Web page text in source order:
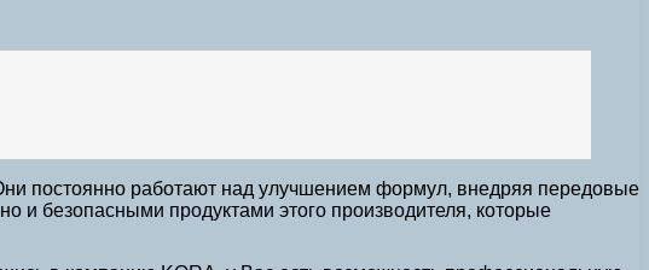
постоянно работают над улучшением формул, внедряя передовые
и безопасными продуктами этого производителя, которые